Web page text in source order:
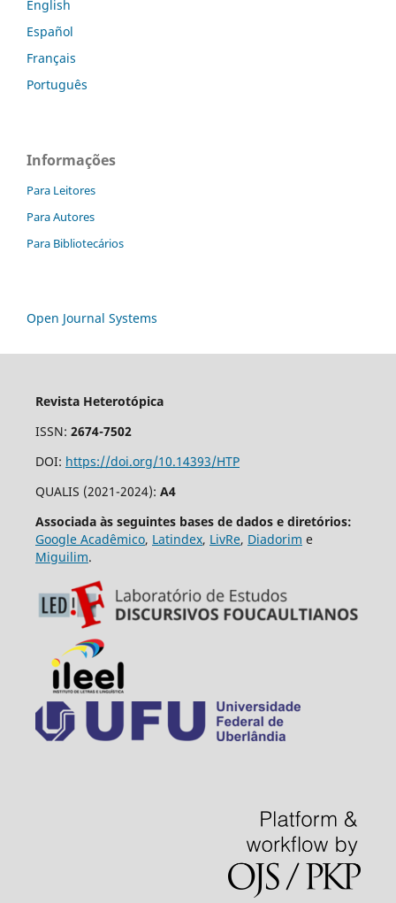
English
Español
Français
Português
Informações
Para Leitores
Para Autores
Para Bibliotecários
Open Journal Systems
Revista Heterotópica
ISSN: 2674-7502
DOI: https://doi.org/10.14393/HTP
QUALIS (2021-2024): A4
Associada às seguintes bases de dados e diretórios:
Google Acadêmico, Latindex, LivRe, Diadorim e
Miguilim.